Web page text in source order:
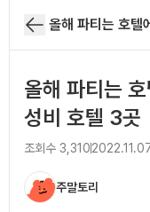
올해 파티는 호텔
올해 파티는
성비 호텔 3곳
조회수 3,310
주말토리